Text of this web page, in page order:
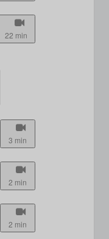
22 min
3 min
2 min
2 min